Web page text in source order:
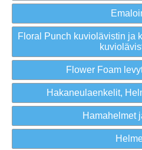
Floral Punch kuviolävistin ja
Flower Foam
Hakaneulaenkelit,
Hamahelmet